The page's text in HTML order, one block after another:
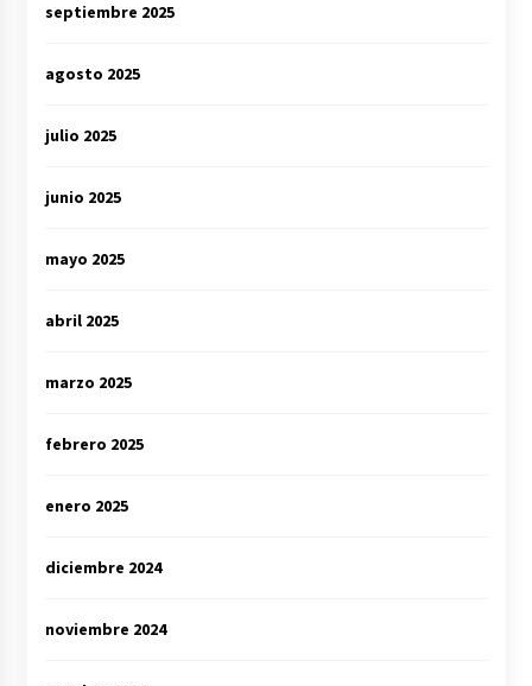
septiembre 2025
agosto 2025
julio 2025
junio 2025
mayo 2025
abril 2025
marzo 2025
febrero 2025
enero 2025
diciembre 2024
noviembre 2024